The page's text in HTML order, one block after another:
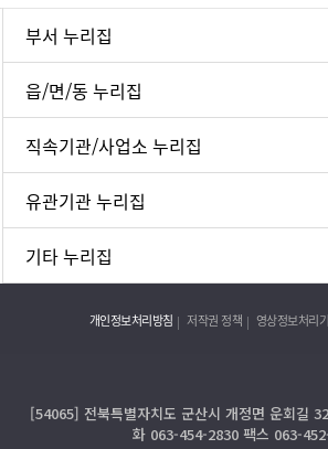
부서 누리집
읍/면/동 누리집
직속기관/사업소 누리집
유관기관 누리집
기타 누리집
개인정보처리방침 저작권 정책 영상정보처리
[54065] 전북특별자치도 군산시 개정면 운회길
화 063-454-2830 팩스 063-